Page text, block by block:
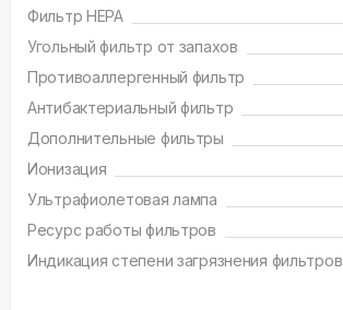
Фильтр HEPA
Угольный фильтр от запахов
Противоаллергенный фильтр
Антибактериальный фильтр
Дополнительные фильтры
Ионизация
Ультрафиолетовая лампа
Ресурс работы фильтров
Индикация степени загрязнения фильтров